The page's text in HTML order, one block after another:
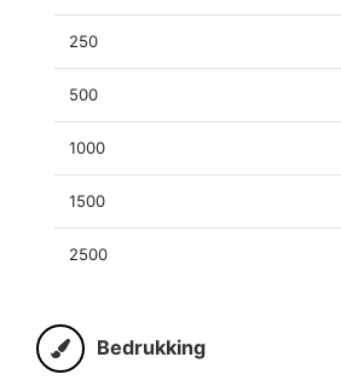
250
500
1000
1500
2500
Bedrukking